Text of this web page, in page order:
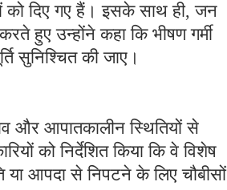
को दिए गए हैं। इसके साथ ही, जन
हुए उन्होंने कहा कि भीषण गर्मी
सुनिश्चित की जाए।
और आपातकालीन स्थितियों से
को निर्देशित किया कि वे विशेष
या आपदा से निपटने के लिए चौबीसों